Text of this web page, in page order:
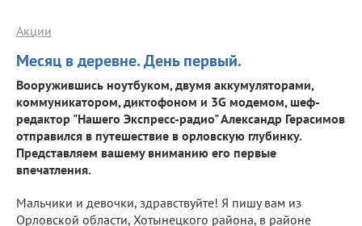
Месяц в деревне. День первый.
Акции
Вооружившись ноутбуком, двумя аккумуляторами,
коммуникатором, диктофоном и 3G модемом, шеф-
редактор "Нашего Экспресс-радио" Александр Герасимов
отправился в путешествие в орловскую глубинку.
Представляем вашему вниманию его первые
впечатления.
Мальчики и девочки, здравствуйте! Я пишу вам из
Орловской области, Хотынецкого района, в районе